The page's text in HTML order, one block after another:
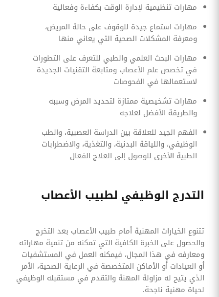
مهارات تنظيمية لإدارة الوقت بكفاءة وفعالية
مهارات استماع جيدة للوقوف على حالة المريض،
ومعرفة المشكلات الصحية التي يعاني منها
مهارات البحث العلمي والطبي للتعرف على التطورات
في تخصص علم الأعصاب ومتابعة التقنيات الجديدة
لاستعمالها في الفحوصات
مهارات تشخيصية ممتازة لتحديد المرض وسببه
والطريقة الأفضل لعلاجه
الفهم الجيد للعلاقة بين الدراسة العصبية، والطب
الوظيفي، واللياقة البدنية، والتغذية، والاضطرابات
الطبية الأخرى للوصول إلى العلاج الفعال
التدرج الوظيفي لطبيب الأعصاب
تتنوع الخيارات المهنية أمام طبيب الأعصاب بعد التخرج
والحصول على الخبرة الكافية التي تمكنه من تنمية مهاراته
ومعارفه في هذا المجال، فيمكنه العمل في المستشفيات
أو العيادات أو الأماكن المتخصصة في الرعاية الصحية، الأمر
الذي يتيح له مزاولة المهنة والتقدم في مستقبله الوظيفي
لحياة مهنية ناجحة.